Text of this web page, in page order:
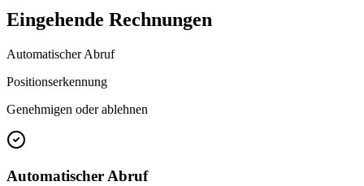
Eingehende Rechnungen
Automatischer Abruf
Positionserkennung
Genehmigen oder ablehnen
Automatischer Abruf